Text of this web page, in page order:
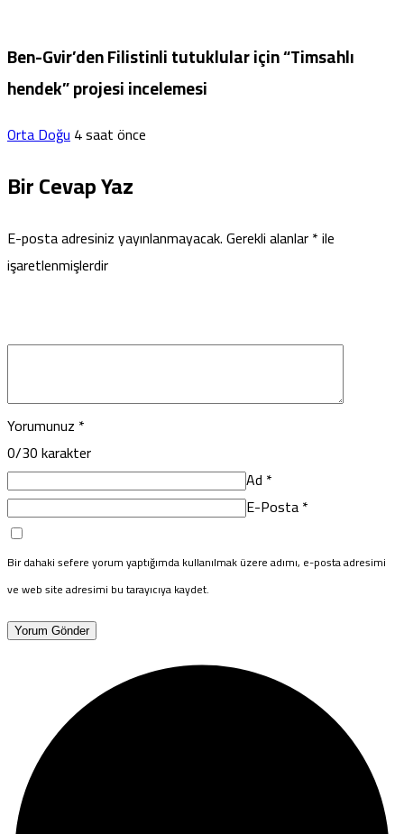
Ben-Gvir’den Filistinli tutuklular için “Timsahlı
hendek” projesi incelemesi
Orta Doğu4 saat önce
Bir Cevap Yaz
E-posta adresiniz yayınlanmayacak.Gerekli alanlar*ile
işaretlenmişlerdir
Yorumunuz *
0/30 karakter
Ad *
E-Posta*
Bir dahaki sefere yorum yaptığımda kullanılmak üzere adımı, e-posta adresimi
ve web site adresimi bu tarayıcıya kaydet.
Yorum Gönder